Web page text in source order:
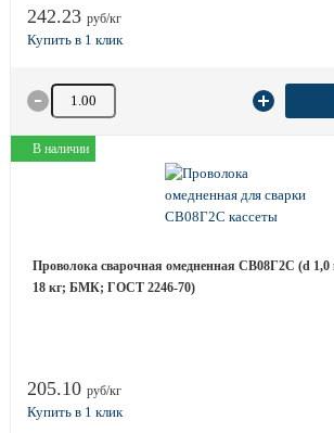
242.23 руб/кг
Количество товара
В наличии
Проволока сварочная омедненная СВ08Г2С (d 1,0
18 кг; БМК; ГОСТ 2246-70)
205.10 руб/кг